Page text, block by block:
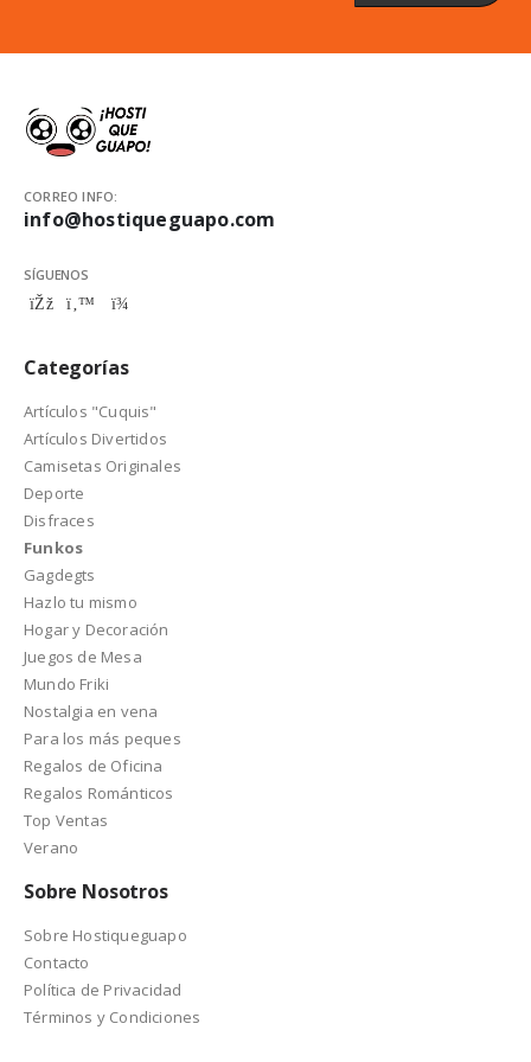
CORREO INFO:
info@hostiqueguapo.com
SÍGUENOS
Categorías
Artículos "Cuquis"
Artículos Divertidos
Camisetas Originales
Deporte
Disfraces
Funkos
Gagdegts
Hazlo tu mismo
Hogar y Decoración
Juegos de Mesa
Mundo Friki
Nostalgia en vena
Para los más peques
Regalos de Oficina
Regalos Románticos
Top Ventas
Verano
Sobre Nosotros
Sobre Hostiqueguapo
Contacto
Política de Privacidad
Términos y Condiciones